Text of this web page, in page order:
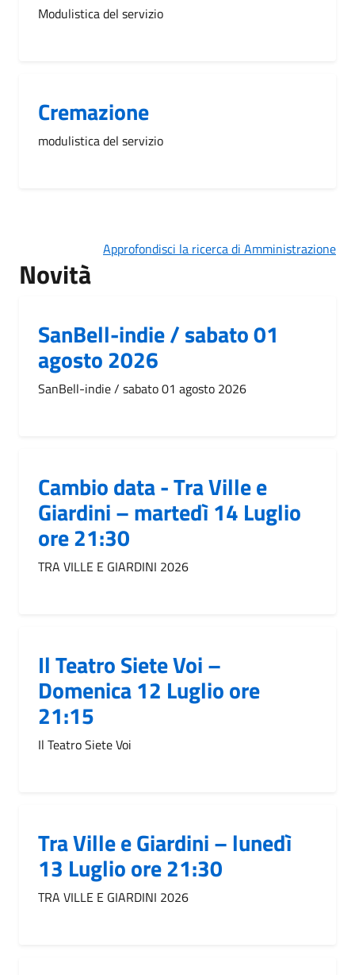
Modulistica del servizio
Cremazione
modulistica del servizio
Approfondisci la ricerca di Amministrazione
Novità
SanBell-indie / sabato 01
agosto 2026
SanBell-indie / sabato 01 agosto 2026
Cambio data - Tra Ville e
Giardini – martedì 14 Luglio
ore 21:30
TRA VILLE E GIARDINI 2026
Il Teatro Siete Voi –
Domenica 12 Luglio ore
21:15
Il Teatro Siete Voi
Tra Ville e Giardini – lunedì
13 Luglio ore 21:30
TRA VILLE E GIARDINI 2026